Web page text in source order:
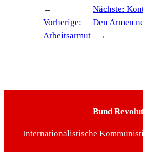
←
Vorherige:
Arbeitsarmut
Nächste:
Den Armen
→
Bund
Internationalistische